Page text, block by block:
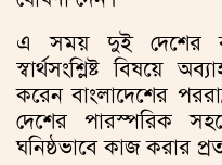
এ সময় দুই দেশের
স্বার্থসংশ্লিষ্ট বিষয়ে
করেন বাংলাদেশের
দেশের পারস্পরিক
ঘনিষ্ঠভাবে কাজ করার